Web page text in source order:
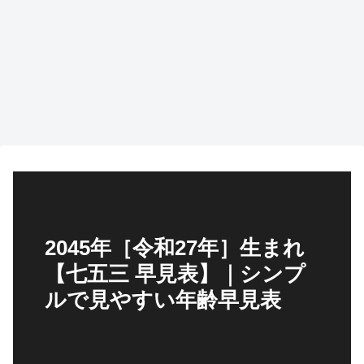
2045年［令和27年］生まれ
【七五三 早見表】｜シンプ
ルで見やすい年齢早見表